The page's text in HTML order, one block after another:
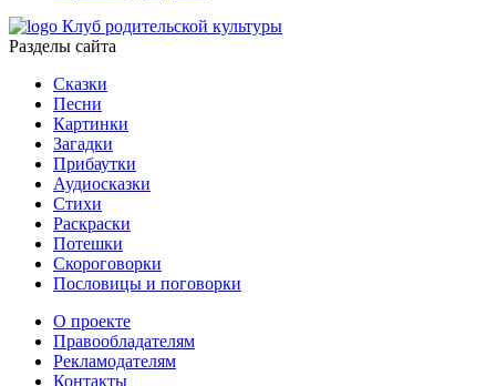
Клуб родительской культуры
Разделы сайта
Сказки
Песни
Картинки
Загадки
Прибаутки
Аудиосказки
Стихи
Раскраски
Потешки
Скороговорки
Пословицы и поговорки
О проекте
Правообладателям
Рекламодателям
Контакты